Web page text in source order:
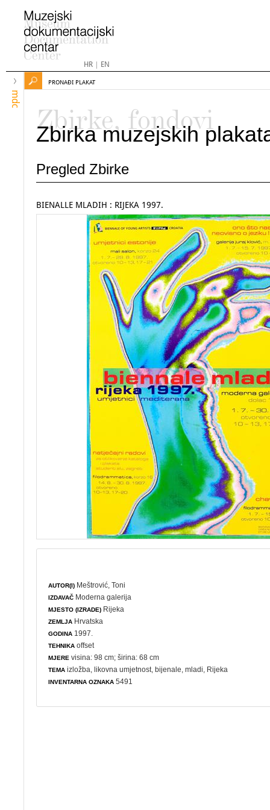
HR| EN
mdc
PRONAĐI PLAKAT
Zbirke, fondovi
Zbirka muzejskih
Pregled Zbirke
BIENALLE MLADIH : RIJEKA 1997.
AUTOR(I) Meštrović, Toni
IZDAVAČ Moderna galerija
MJESTO (IZRADE) Rijeka
ZEMLJA Hrvatska
GODINA 1997.
TEHNIKA offset
MJERE visina: 98 cm; širina: 68 cm
TEMA izložba ,likovna umjetnost ,bijenale ,mladi , Rijeka
INVENTARNA OZNAKA 5491